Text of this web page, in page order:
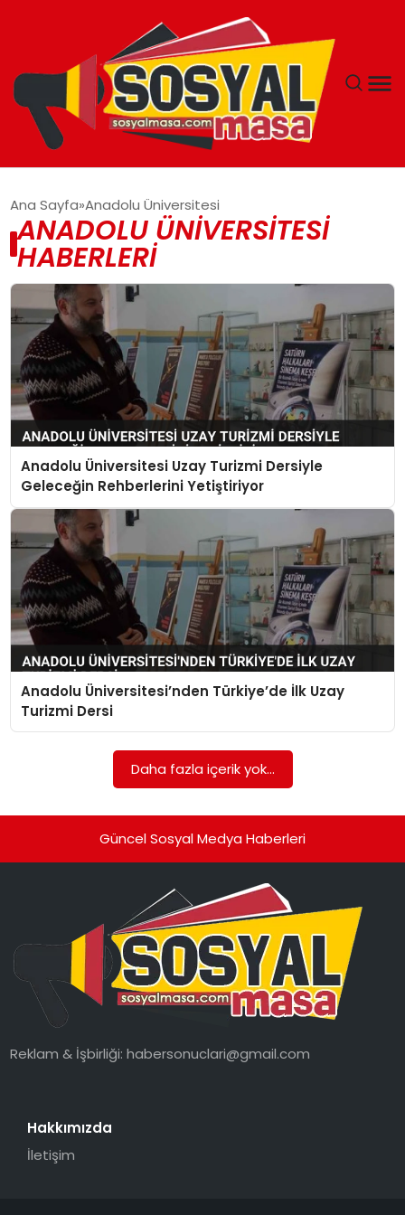
EKONOMI
GÜNCEL
TEKNOLOJI
EĞITIM
SPOR
GÜNDEM
MAGAZIN
Ana Sayfa Anadolu Üniversitesi
ANADOLU ÜNIVERSITESI
HABERLERI
Anadolu Üniversitesi Uzay Turizmi Dersiyle
Geleceğin Rehberlerini Yetiştiriyor
Anadolu Üniversitesi’nden Türkiye’de İlk Uzay
Turizmi Dersi
Daha fazla içerik yok...
Güncel Sosyal Medya Haberleri
Reklam & İşbirliği:habersonuclari@gmail.com
Hakkımızda
İletişim